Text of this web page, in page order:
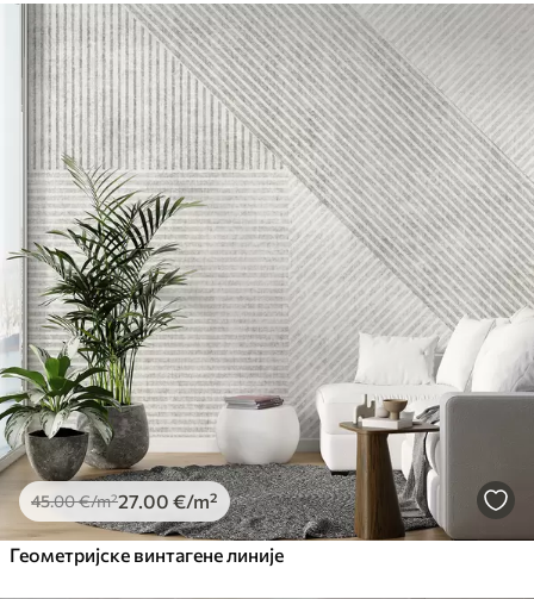
45.00€/m²27 .00 €/m²
Геометријске винтагене линије